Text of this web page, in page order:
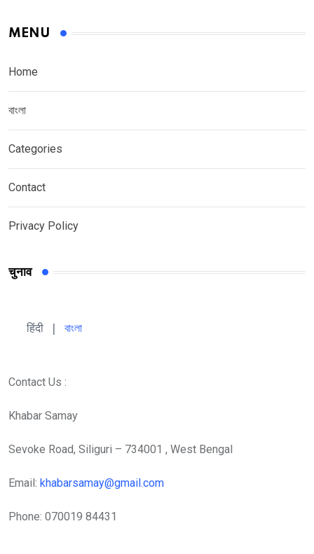
MENU
Home
বাংলা
Categories
Contact
Privacy Policy
चुनाव
हिंदी | বাংলা
Contact Us :
Khabar Samay
Sevoke Road, Siliguri – 734001 , West Bengal
Email: khabarsamay@gmail.com
Phone: 070019 84431